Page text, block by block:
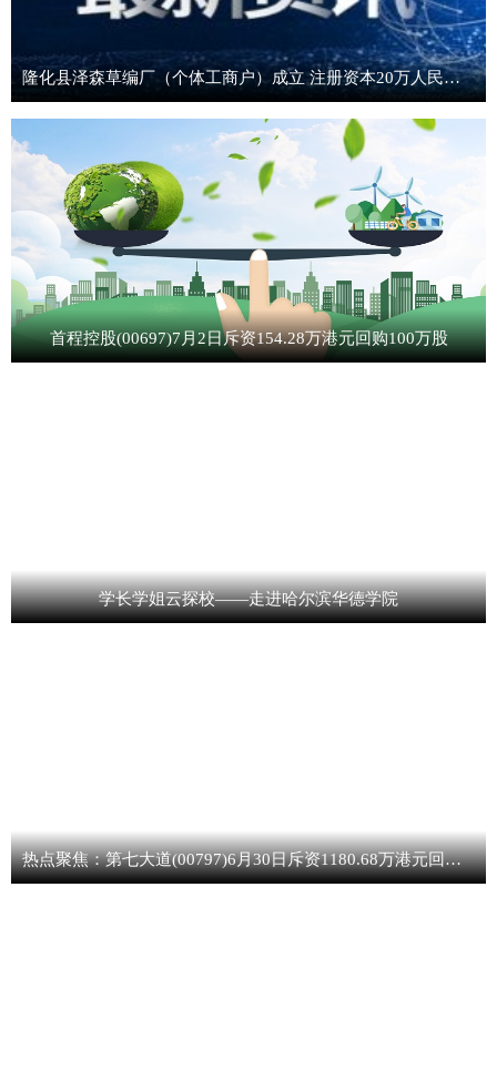
隆化县泽森草编厂（个体工商户）成立 注册资本20万人民币-精选
首程控股(00697)7月2日斥资154.28万港元回购100万股
学长学姐云探校——走进哈尔滨华德学院
热点聚焦：第七大道(00797)6月30日斥资1180.68万港元回购1019.8万股